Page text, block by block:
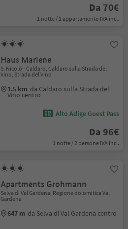
Da 70€
1 notte / 1 appartamento IVA incl.
Haus Marlene
S. Nicolò - Caldaro, Caldaro sulla Strada del
Vino, Strada del Vino
1.5 km da Caldaro sulla Strada del
Vino centro
Alto Adige Guest Pass
Da 96€
1 notte / 2 persone IVA incl.
Apartments Grohmann
Selva di Val Gardena, Regione dolomitica Val
Gardena
647 m da Selva di Val Gardena centro